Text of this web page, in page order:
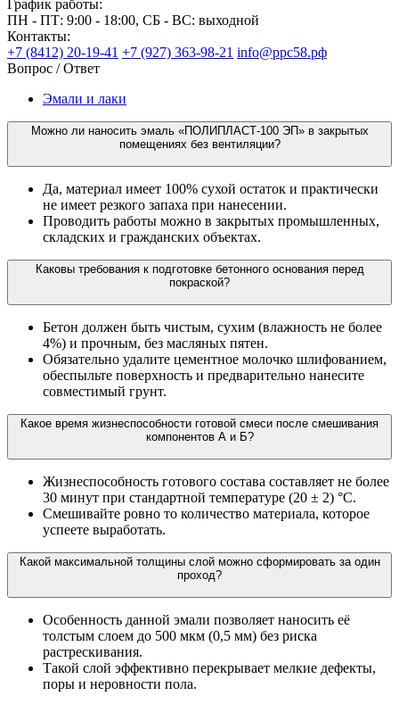
График работы:
ПН - ПТ: 9:00 - 18:00, СБ - ВС: выходной
Контакты:
+7 (8412) 20-19-41 +7 (927) 363-98-21 info@ррс58.рф
Вопрос / Ответ
Эмали и лаки
Можно ли наносить эмаль «ПОЛИПЛАСТ-100 ЭП» в закрытых
помещениях без вентиляции?
Да, материал имеет 100% сухой остаток и практически
не имеет резкого запаха при нанесении.
Проводить работы можно в закрытых промышленных,
складских и гражданских объектах.
Каковы требования к подготовке бетонного основания перед
покраской?
Бетон должен быть чистым, сухим (влажность не более
4%) и прочным, без масляных пятен.
Обязательно удалите цементное молочко шлифованием,
обеспыльте поверхность и предварительно нанесите
совместимый грунт.
Какое время жизнеспособности готовой смеси после смешивания
компонентов А и Б?
Жизнеспособность готового состава составляет не более
30 минут при стандартной температуре (20 ± 2) °С.
Смешивайте ровно то количество материала, которое
успеете выработать.
Какой максимальной толщины слой можно сформировать за один
проход?
Особенность данной эмали позволяет наносить её
толстым слоем до 500 мкм (0,5 мм) без риска
растрескивания.
Такой слой эффективно перекрывает мелкие дефекты,
поры и неровности пола.